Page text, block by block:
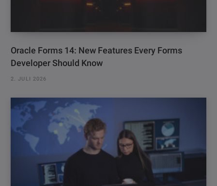
Oracle Forms 14: New Features Every Forms
Developer Should Know
2. JULI 2026